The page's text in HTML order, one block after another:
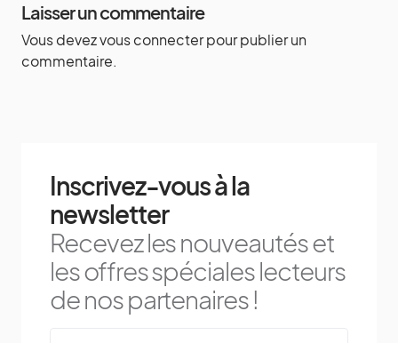
Laisser un commentaire
Vous devezvous connecterpour publier un
commentaire.
Inscrivez-vous à la
newsletter
Recevez les nouveautés et
les offres spéciales lecteurs
de nos partenaires !